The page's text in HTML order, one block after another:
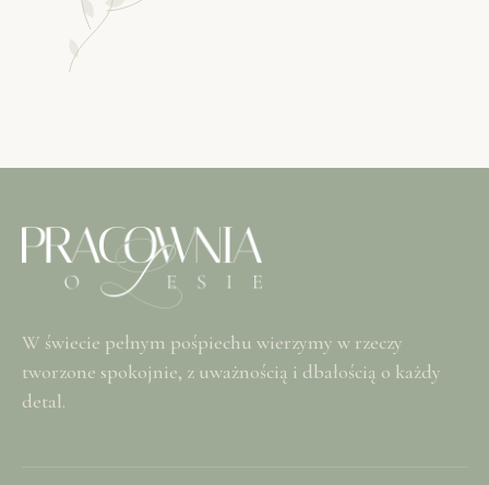
W świecie pełnym pośpiechu wierzymy w rzeczy
tworzone spokojnie, z uważnością i dbałością o każdy
detal.